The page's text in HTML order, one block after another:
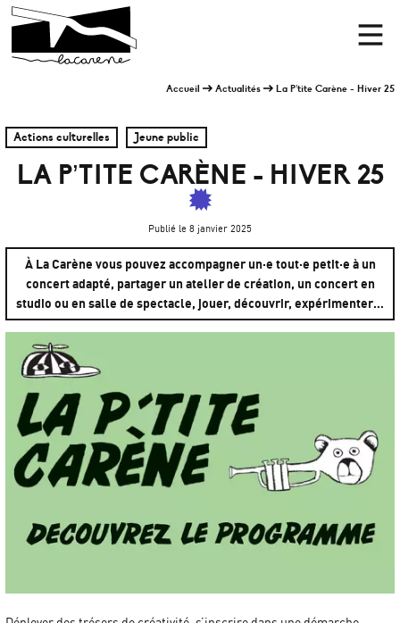
Panneau de gestion des cookies
Accueil
Menu
Accueil Actualités La P’tite Carène - Hiver 25
Actions culturelles Jeune public
LA P’TITE CARÈNE - HIVER 25
Publié le 8 janvier 2025
À La Carène vous pouvez accompagner un·e tout·e petit·e à un
concert adapté, partager un atelier de création, un concert en
studio ou en salle de spectacle, jouer, découvrir, expérimenter…